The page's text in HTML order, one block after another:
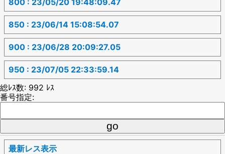
850 : 23/06/14 15:08:54.07
900 : 23/06/28 20:09:27.05
950 : 23/07/05 22:33:59.14
総ﾚｽ数: 992 ﾚｽ
番号指定:
最新レス表示